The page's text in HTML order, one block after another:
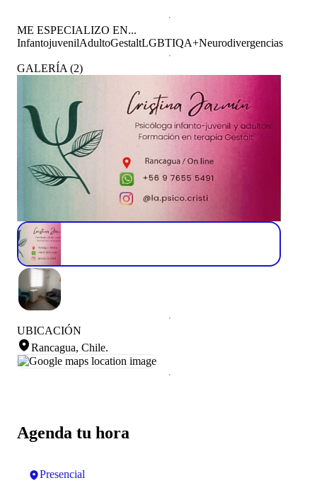
Agenda tu hora
Presencial
ME ESPECIALIZO EN...
InfantojuvenilAdultoGestaltLGBTIQA+Neurodivergencias
GALERÍA (2)
UBICACIÓN
Rancagua, Chile.